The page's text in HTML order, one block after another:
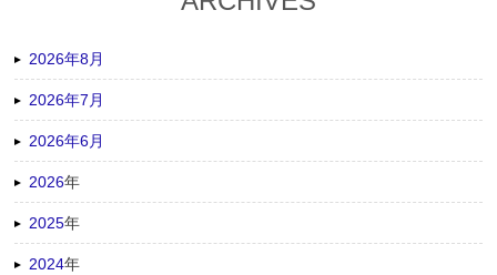
2026年8月
2026年7月
2026年6月
2026年
2025年
2024年